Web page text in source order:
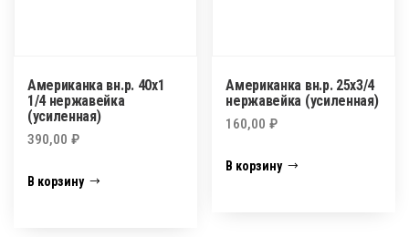
Американка вн.р. 40х1
1/4 нержавейка
(усиленная)
390,00 ₽
В корзину
Американка вн.р. 25х3/4
нержавейка (усиленная)
160,00₽
В корзину